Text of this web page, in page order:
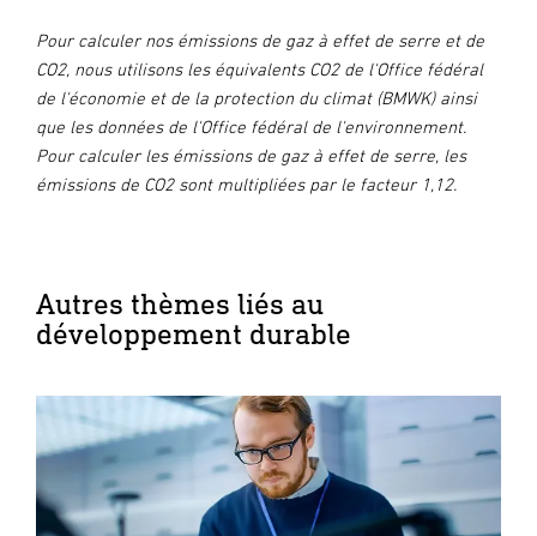
Pour calculer nos émissions de gaz à effet de serre et de
CO2, nous utilisons les équivalents CO2 de l'Office fédéral
de l'économie et de la protection du climat (BMWK) ainsi
que les données de l'Office fédéral de l'environnement.
Pour calculer les émissions de gaz à effet de serre, les
émissions de CO2 sont multipliées par le facteur 1,12.
Autres thèmes liés au
développement durable